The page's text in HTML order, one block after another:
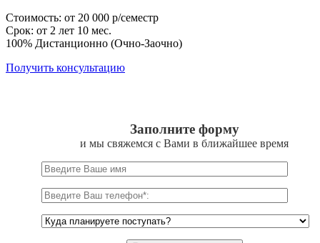
Стоимость: от 20 000 р/семестр
Срок: от 2 лет 10 мес.
100% Дистанционно (Очно-Заочно)
Получить консультацию
Заполните форму
и мы свяжемся с Вами в ближайшее время